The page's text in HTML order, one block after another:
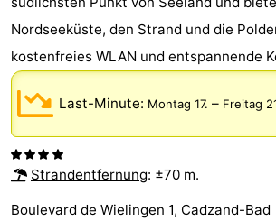
Walcheren
-
Veere
-
Domburg
-
Zoutelande
-
Vlissingen
-
Nordseeküste, den Strand und die
kostenfreies WLAN und entspannende
Last-Minute: Montag 17. – Freitag
Strandentfernung: ±70 m.
Boulevard de Wielingen 1, Cadzand-Bad